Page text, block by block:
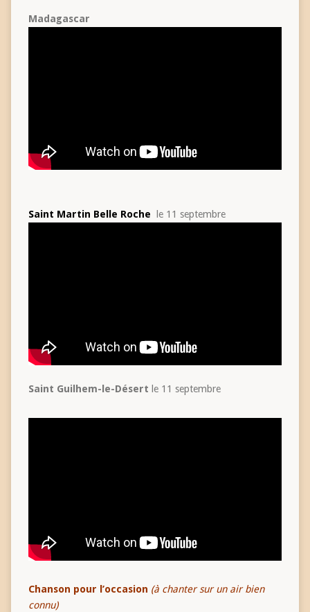
Madagascar
Saint Martin Belle Roche le 11 septembre
Saint Guilhem-le-Désert le 11 septembre
Chanson pour l’occasion (à chanter sur un air bien
connu)